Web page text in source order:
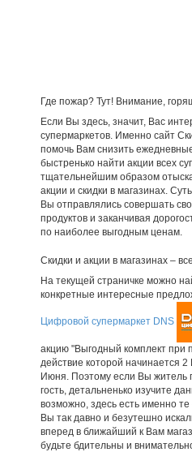
Где пожар? Тут! Внимание,
Если Вы здесь, значит, Вас
супермаркетов. Именно сайт
помочь Вам снизить
быстренько найти акции всех
тщательнейшим образом
акции и скидки в магазинах.
Вы отправлялись совершать
продуктов и заканчивая
по наиболее выгодным ценам.
Скидки и акции в магазинах –
На текущей страничке можно
конкретные интересные
Цифровой супермаркет DNS
акцию "Выгодный комплект при
действие которой начинается
Июня. Поэтому если Вы житель
гость, детальненько изучите
возможно, здесь есть именно те
Вы так давно и безутешно
вперед в ближайший к Вам
будьте бдительны и